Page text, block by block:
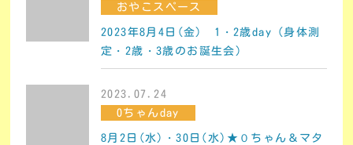
おやこスペース
2023年8月4日(金) 1・2歳day（身体測
定・2歳・3歳のお誕生会）
2023.07.24
0ちゃんday
8月2日(水)・30日(水)★０ちゃん＆マタ